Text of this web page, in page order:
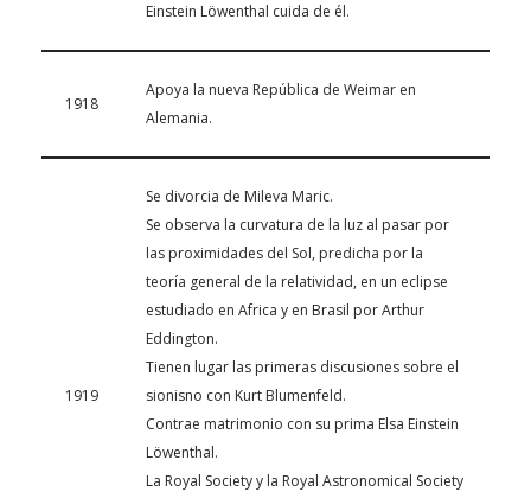
Einstein Löwenthal cuida de él.
1918
Apoya la nueva República de Weimar en
Alemania.
1919
Se divorcia de Mileva Maric.
Se observa la curvatura de la luz al pasar por
las proximidades del Sol, predicha por la
teoría general de la relatividad, en un eclipse
estudiado en Africa y en Brasil por Arthur
Eddington.
Tienen lugar las primeras discusiones sobre el
sionisno con Kurt Blumenfeld.
Contrae matrimonio con su prima Elsa Einstein
Löwenthal.
La Royal Society y la Royal Astronomical Society